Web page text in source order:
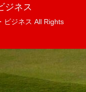
ジネス
ビジネス All Rights